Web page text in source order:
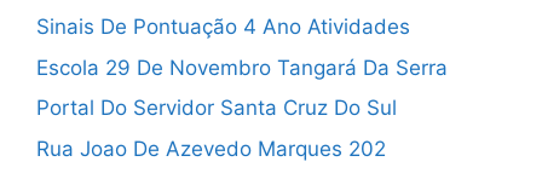
Sinais De Pontuação 4 Ano Atividades
Escola 29 De Novembro Tangará Da Serra
Portal Do Servidor Santa Cruz Do Sul
Rua Joao De Azevedo Marques 202